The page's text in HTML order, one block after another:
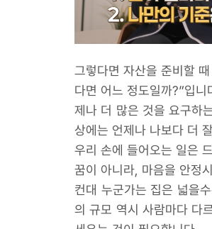
그렇다면 자산을 준비할
다면 어느 정도일까?”입
제나 더 많은 것을 요구하
상에는 언제나 나보다 더
우리 손에 들어오는 일은
꿈이 아니라, 마음을 안정
컨대 누군가는 집은 넓을
의 규모 역시 사람마다 다